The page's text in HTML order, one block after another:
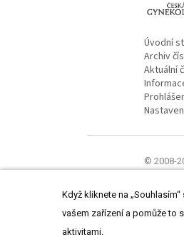
Úvodní
Archiv
Aktuální
© 2008-
Když kliknete na
vašem zařízení a pomůže to
aktivitami.